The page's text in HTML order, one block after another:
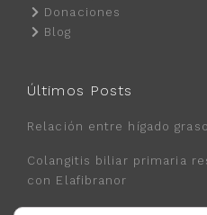
Donaciones
Blog
Últimos Posts
Relación entre hígado
Colangitis biliar primaria
con Elafibranor